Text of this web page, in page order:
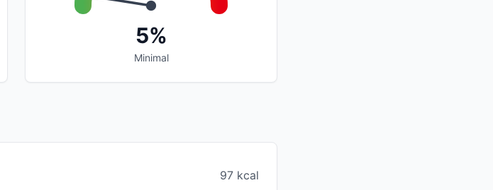
5%
Minimal
97 kcal